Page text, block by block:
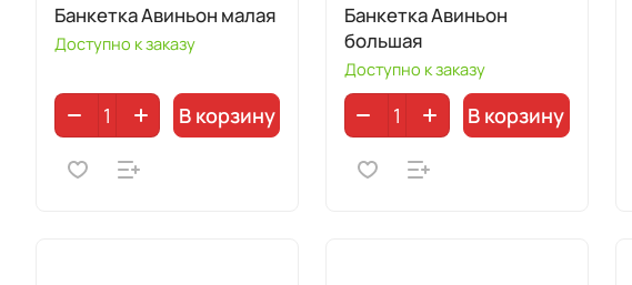
Банкетка Авиньон малая
Доступно к заказу
В корзину
Банкетка Авиньон
большая
Доступно к заказу
В корзину